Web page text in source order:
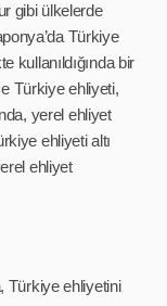
gibi ülkelerde
Türkiye
kullanıldığında bir
Türkiye ehliyeti,
yerel ehliyet
ehliyeti altı
ehliyet
Türkiye ehliyetini